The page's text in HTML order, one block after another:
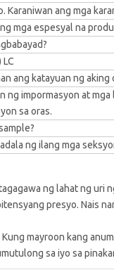
Karaniwan ang mga
mga espesyal na
ang katayuan ng aking
ng impormasyon at
sa oras.
ng ilang mga
ng lahat ng uri
presyo. Nais
mayroon kang
sa iyo sa